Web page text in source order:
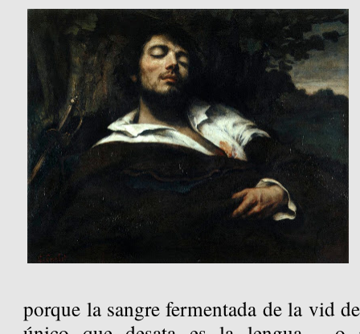
porque la sangre fermentada de la vid